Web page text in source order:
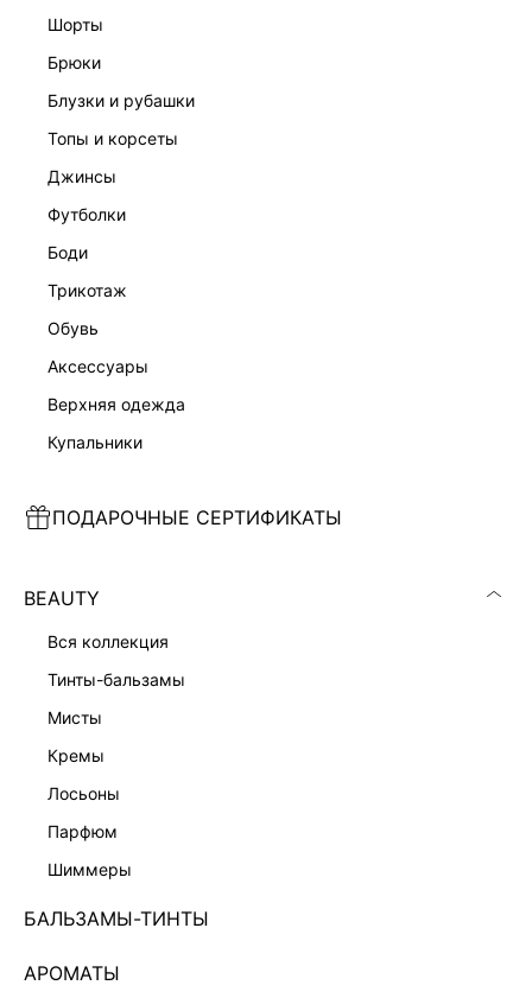
шорты
брюки
блузки и рубашки
топы и корсеты
джинсы
футболки
боди
трикотаж
обувь
аксессуары
верхняя одежда
купальники
ПОДАРОЧНЫЕ СЕРТИФИКАТЫ
BEAUTY
вся коллекция
тинты-бальзамы
мисты
кремы
лосьоны
парфюм
шиммеры
БАЛЬЗАМЫ-ТИНТЫ
АРОМАТЫ
ДЖИНСЫ-БАЛЛОНЫ
7 599 ₽
ДЖИНСЫ BAGGY FIT ДЖИНСЫ FLARE FIT